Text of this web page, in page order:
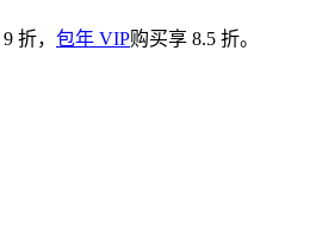
折， 包年 VIP购买享 8.5 折。